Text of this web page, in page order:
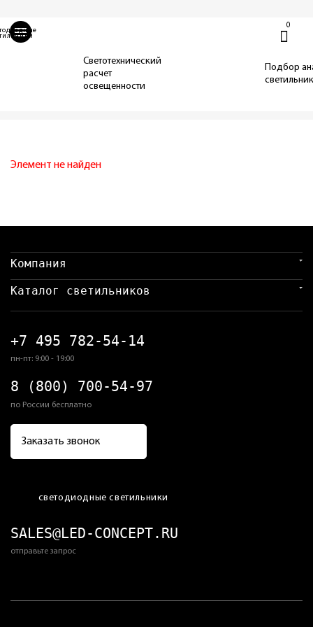
0
Светильники
Уличные
Офисные
С защитной решеткой
Взрывозащищенные
Светотехнический
расчет
освещенности
Подбор
Элемент не найден
Компания
Каталог светильников
+7 495 782-54-14
пн-пт: 9:00 - 19:00
8 (800) 700-54-97
по России бесплатно
Заказать звонок
светодиодные светильники
SALES@LED-CONCEPT.RU
отправьте запрос